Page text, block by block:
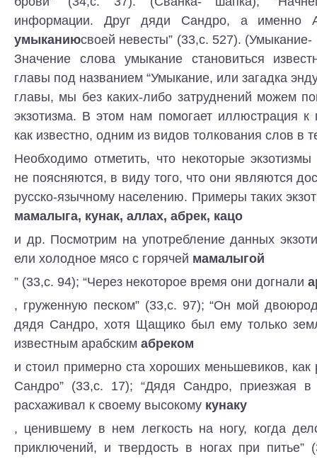
информации. Друг дяди Сандро, а именно
умыканиюсвоей невесты” (33,с. 527). (Умыкание-
Значение слова умыкание становиться
главы под названием “Умыкание, или загадка
главы, мы без каких-либо затруднений можем
экзотизма. В этом нам помогает иллюстрация
как известно, одним из видов толкования слов в
Необходимо отметить, что некоторые
не поясняются, в виду того, что они являются
русско-язычному населению. Примеры таких
мамалыга, кунак, аллах, абрек, кацо
и др. Посмотрим на употребление данных
ели холодное мясо с горячей мамалыгой
” (33,с. 94); “Через некоторое время они догнали
, груженную песком” (33,с. 97); “Он мой
дядя Сандро, хотя Щащико был ему только
известным арабским абреком
и стоил примерно ста хороших меньшевиков,
Сандро” (33,с. 17); “Дядя Сандро, приезжая в
расхаживал к своему высокому кунаку
, ценившему в нем легкость на ногу, когда
приключений, и твердость в ногах при питье”